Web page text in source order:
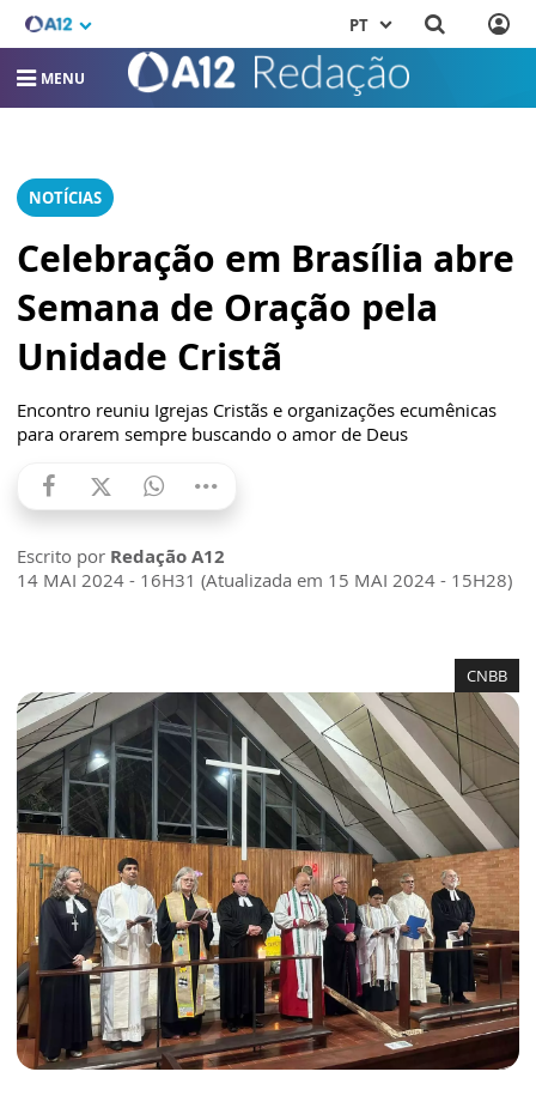
PT
MENU
NOTÍCIAS
Celebração em Brasília abre
Semana de Oração pela
Unidade Cristã
Encontro reuniu Igrejas Cristãs e organizações ecumênicas
para orarem sempre buscando o amor de Deus
Escrito por Redação A12
14 MAI 2024 - 16H31 (Atualizada em 15 MAI 2024 - 15H28)
CNBB